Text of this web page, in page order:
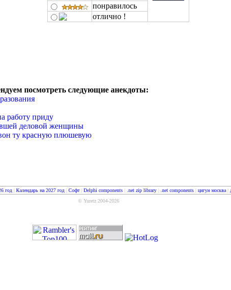
понравилось
отлично !
посмотреть следующие анекдоты:
работу приду
деловой женщины
ту красную плюшевую
год| Календарь на 2027 год| Софт| Delphi components| .net zip library| .net components| цигун москва|
© Yuretz 2004-2026